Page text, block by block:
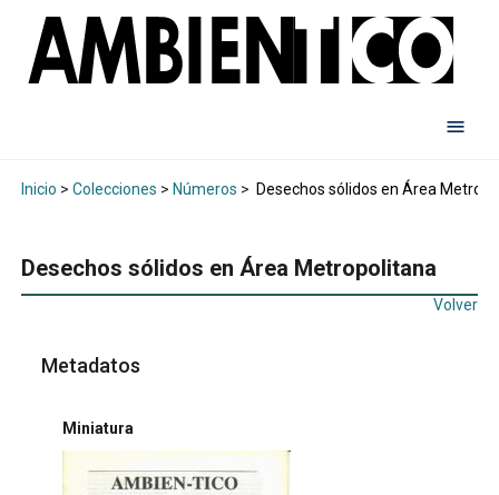
Inicio > Colecciones > Números > Desechos sólidos en Área
Desechos sólidos en Área Metropolitana
Volver
Metadatos
Miniatura